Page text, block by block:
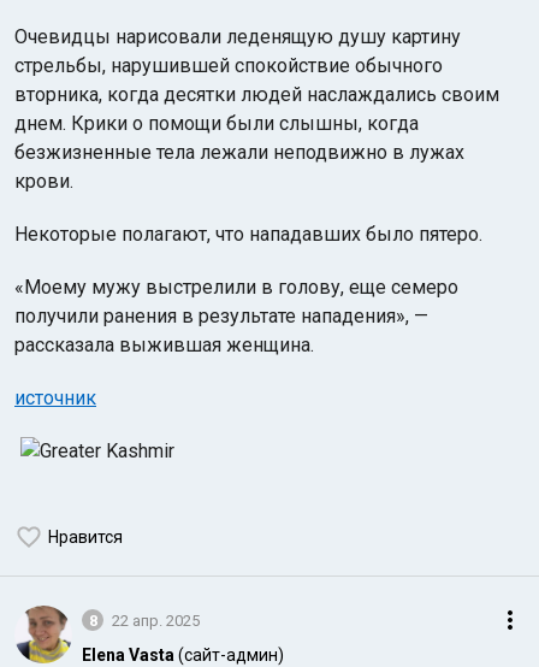
Очевидцы нарисовали леденящую душу картину
стрельбы, нарушившей спокойствие обычного
вторника, когда десятки людей наслаждались своим
днем. Крики о помощи были слышны, когда
безжизненные тела лежали неподвижно в лужах
крови.
Некоторые полагают, что нападавших было пятеро.
«Моему мужу выстрелили в голову, еще семеро
получили ранения в результате нападения», —
рассказала выжившая женщина.
источник
Нравится
8 22 апр. 2025
Elena Vasta(сайт-админ)